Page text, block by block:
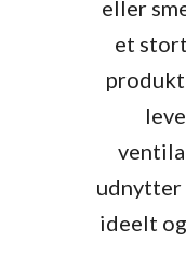
eller
et
udnytter
ideelt